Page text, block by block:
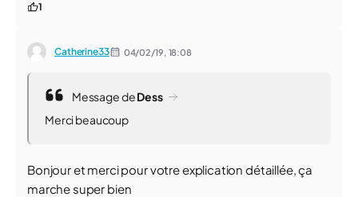
1
Catherine33 04/02/19, 18:08
Message deDess
Merci beaucoup
Bonjour et merci pour votre explication détaillée, ça
marche super bien